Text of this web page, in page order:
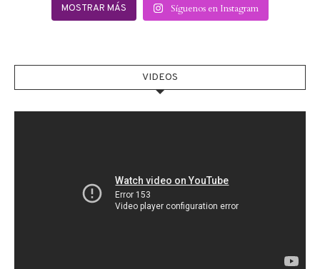
MOSTRAR MÁS Síguenos en Instagram
VIDEOS